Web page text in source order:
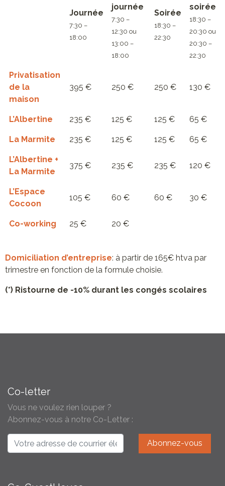
Journée
7:30 –
18:00
journée
7:30 –
12:30 ou
13:00 –
18:00
Soirée
18:30 –
22:30
soirée
18:30 –
20:30 ou
20:30 –
22:30
Privatisation
de la
maison
395 € 250 € 250 € 130 €
L’Albertine 235 € 125 € 125 € 65 €
La Marmite 235 € 125 € 125 € 65 €
L’Albertine +
La Marmite
375 € 235 € 235 € 120 €
L’Espace
Cocoon
105 € 60 € 60 € 30 €
Co-working 25 € 20 €
Domiciliation d’entreprise: à partir de 165€ htva par
trimestre en fonction de la formule choisie.
(*) Ristourne de -10% durant les congés scolaires
Co-letter
Vous ne voulez rien louper ?
Abonnez-vous à notre Co-Letter :